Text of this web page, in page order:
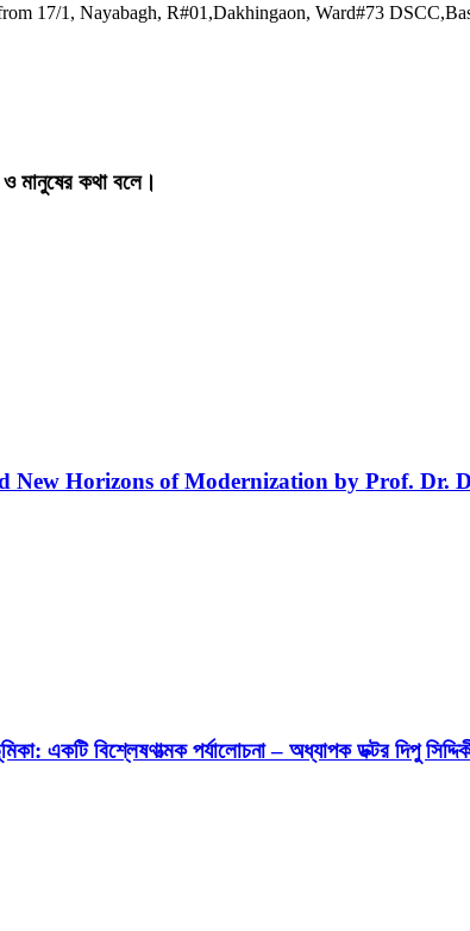
17/1, Nayabagh, R#01,Dakhingaon, Ward#73
মানুষের কথা বলে।
New Horizons of Modernization by Prof. Dr.
একটি বিশ্লেষণাত্মক পর্যালোচনা – অধ্যাপক ডক্টর দিপু